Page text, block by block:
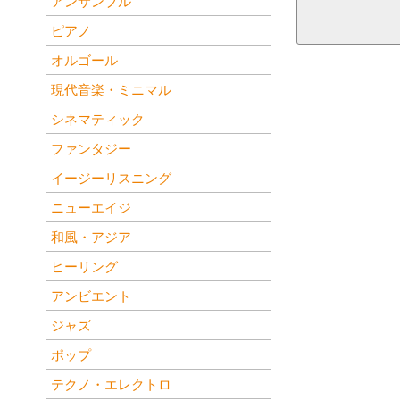
ピアノ
オルゴール
現代音楽・ミニマル
シネマティック
ファンタジー
イージーリスニング
ニューエイジ
和風・アジア
ヒーリング
アンビエント
ジャズ
ポップ
テクノ・エレクトロ